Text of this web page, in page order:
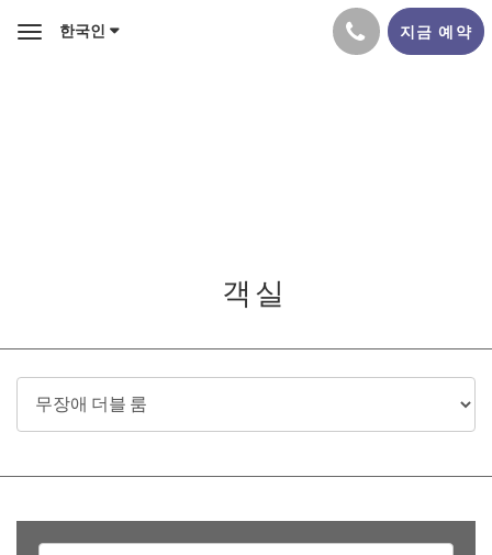
Toggle한국인 지금 예약
객실